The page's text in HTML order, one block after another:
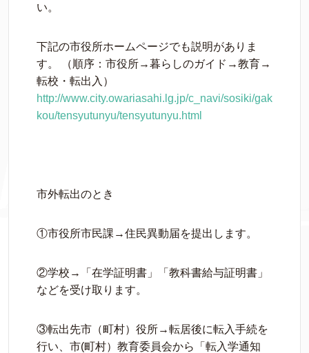
い。
下記の市役所ホームページでも説明がありま
す。 （順序：市役所→暮らしのガイド→教育→
転校・転出入）
http://www.city.owariasahi.lg.jp/c_navi/sosiki/gak
kou/tensyutunyu/tensyutunyu.html
市外転出のとき
①市役所市民課→住民異動届を提出します。
②学校→「在学証明書」「教科書給与証明書」
などを受け取ります。
③転出先市（町村）役所→転居後に転入手続を
行い、市(町村）教育委員会から「転入学通知